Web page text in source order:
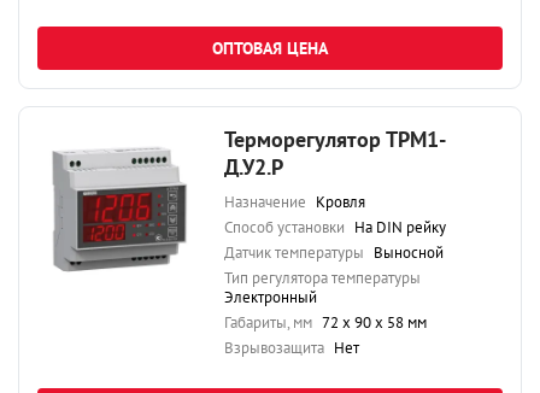
ОПТОВАЯ ЦЕНА
Терморегулятор ТРМ1-
Д.У2.Р
Назначение Кровля
Способ установки На DIN рейку
Датчик температуры Выносной
Тип регулятора температуры
Электронный
Габариты, мм 72 х 90 х 58 мм
Взрывозащита Нет